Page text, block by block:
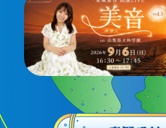
団体予約受付
2026年度の利用はこちら
施設案内